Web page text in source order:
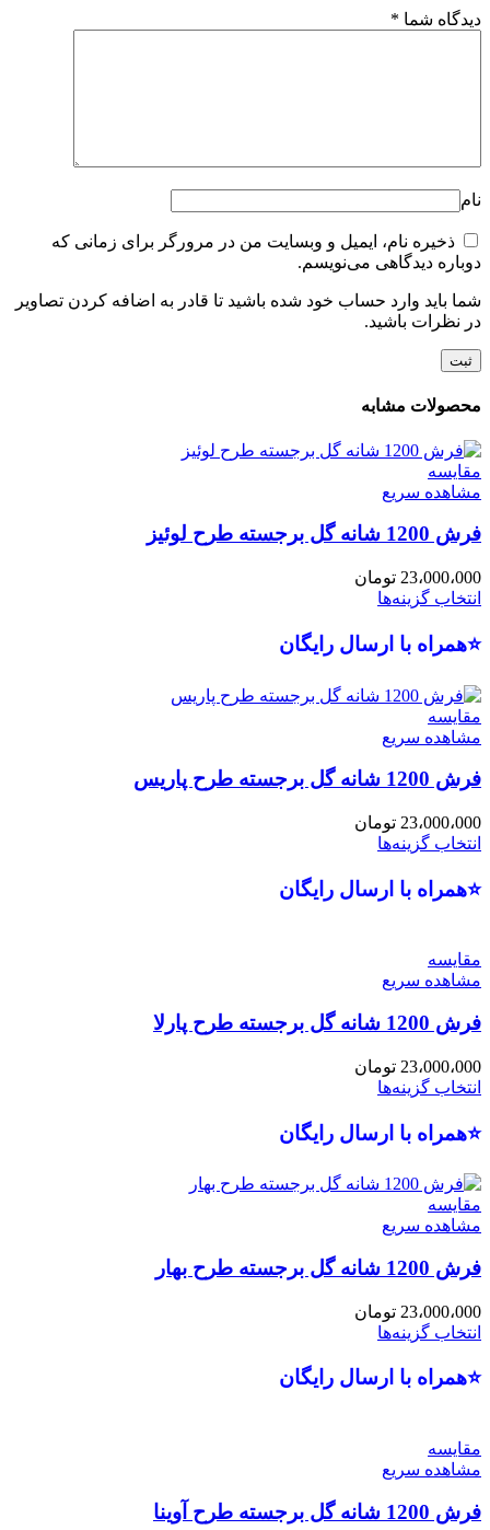
دیدگاه شما *
نام
ذخیره نام، ایمیل و وبسایت من در مرورگر برای زمانی که
دوباره دیدگاهی می‌نویسم.
شما باید وارد حساب خود شده باشید تا قادر به اضافه کردن تصاویر
در نظرات باشید.
محصولات مشابه
مقایسه
مشاهده سریع
فرش 1200 شانه گل برجسته طرح لوئیز
23،000،000 تومان
انتخاب گزینه‌ها
⭐همراه با ارسال رایگان
مقایسه
مشاهده سریع
فرش 1200 شانه گل برجسته طرح پاریس
23،000،000 تومان
انتخاب گزینه‌ها
⭐همراه با ارسال رایگان
مقایسه
مشاهده سریع
فرش 1200 شانه گل برجسته طرح پارلا
23،000،000 تومان
انتخاب گزینه‌ها
⭐همراه با ارسال رایگان
مقایسه
مشاهده سریع
فرش 1200 شانه گل برجسته طرح بهار
23،000،000 تومان
انتخاب گزینه‌ها
⭐همراه با ارسال رایگان
مقایسه
مشاهده سریع
فرش 1200 شانه گل برجسته طرح آوینا